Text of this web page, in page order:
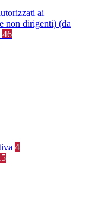
ai
non dirigenti) (da
46
4